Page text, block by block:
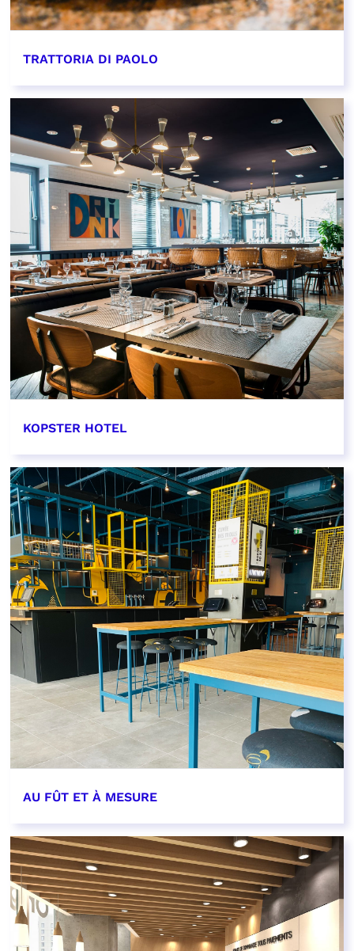
TRATTORIA DI PAOLO
EN SAVOIR PLUS
KOPSTER HOTEL
EN SAVOIR PLUS
AU FÛT ET À MESURE
EN SAVOIR PLUS